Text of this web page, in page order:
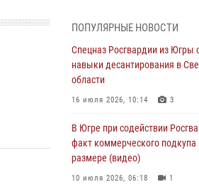
подразделений Росгвардии с
профессиональным
07 августа 2026, 06:02
Делегация МВД Республики
работы Росгвардии в Москве
06 августа 2026, 11:29 5
ПОПУЛЯРНЫЕ НОВОСТИ
Спецназ Росгвардии из Югры
навыки десантирования в
области
16 июля 2026, 10:14 3
В Югре при содействии
факт коммерческого подкупа
размере (видео)
10 июля 2026, 06:18 1